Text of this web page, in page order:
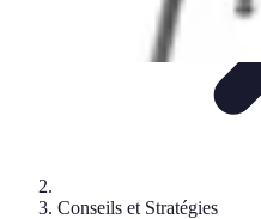
Conseils et Stratégies